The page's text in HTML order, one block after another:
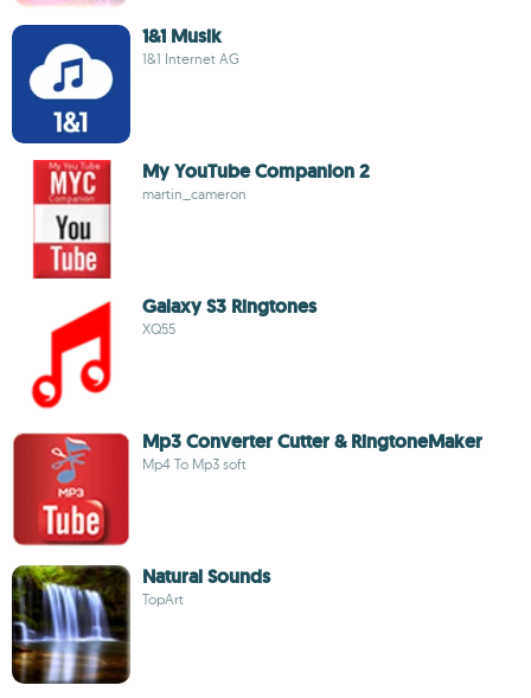
1&1 Musik
1&1 Internet AG
My YouTube Companion 2
martin_cameron
Galaxy S3 Ringtones
XQ55
Mp3 Converter Cutter & RingtoneMaker
Mp4 To Mp3 soft
Natural Sounds
TopArt